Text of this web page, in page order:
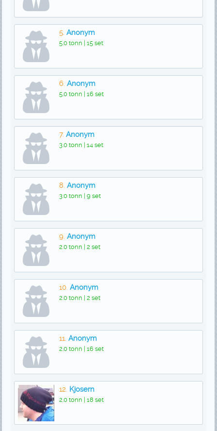
5. Anonym
5.0 tonn | 15 set
6. Anonym
5.0 tonn | 16 set
7. Anonym
3.0 tonn | 14 set
8. Anonym
3.0 tonn | 9 set
9. Anonym
2.0 tonn | 2 set
10. Anonym
2.0 tonn | 2 set
11. Anonym
2.0 tonn | 16 set
12. Kjosern
2.0 tonn | 18 set